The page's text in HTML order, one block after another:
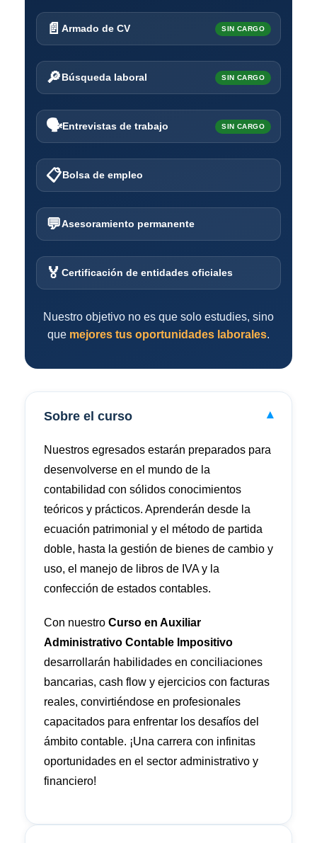
📄 Armado de CV SIN CARGO
🔎Búsqueda laboral SIN CARGO
🗣️Entrevistas de trabajo SIN CARGO
📋Bolsa de empleo
💬Asesoramiento permanente
🏅 Certificación de entidades oficiales
Nuestro objetivo no es que solo estudies, sino
que mejores tus oportunidades laborales.
Sobre el curso ▾
Nuestros egresados estarán preparados para
desenvolverse en el mundo de la
contabilidad con sólidos conocimientos
teóricos y prácticos. Aprenderán desde la
ecuación patrimonial y el método de partida
doble, hasta la gestión de bienes de cambio y
uso, el manejo de libros de IVA y la
confección de estados contables.
Con nuestro Curso en Auxiliar
Administrativo Contable Impositivo
desarrollarán habilidades en conciliaciones
bancarias, cash flow y ejercicios con facturas
reales, convirtiéndose en profesionales
capacitados para enfrentar los desafíos del
ámbito contable. ¡Una carrera con infinitas
oportunidades en el sector administrativo y
financiero!